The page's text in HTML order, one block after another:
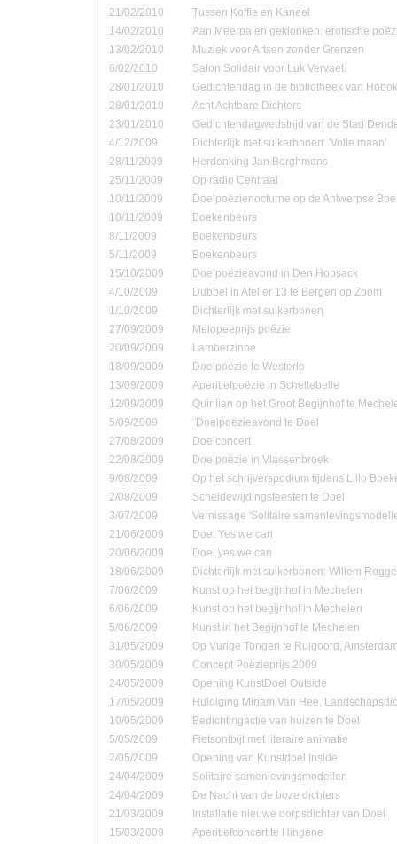
21/02/2010
Tussen Koffie en Kaneel
14/02/2010
Aan Meerpalen geklonken: erotische
13/02/2010
Muziek voor Artsen zonder Grenzen
6/02/2010
Salon Solidair voor Luk Vervaet.
28/01/2010
Gedichtendag in de bibliotheek van
28/01/2010
Acht Achtbare Dichters
23/01/2010
Gedichtendagwedstrijd van de Stad
4/12/2009
Dichterlijk met suikerbonen: 'Volle maan'
28/11/2009
Herdenking Jan Berghmans
25/11/2009
Op radio Centraal
10/11/2009
Doelpoëzienocturne op de Antwerpse
10/11/2009
Boekenbeurs
8/11/2009
Boekenbeurs
5/11/2009
Boekenbeurs
15/10/2009
Doelpoëzieavond in Den Hopsack
4/10/2009
Dubbel in Atelier 13 te Bergen op Zoom
1/10/2009
Dichterlijk met suikerbonen
27/09/2009
Melopeeprijs poëzie
20/09/2009
Lamberzinne
18/09/2009
Doelpoëzie te Westerlo
13/09/2009
Aperitiefpoëzie in Schellebelle
12/09/2009
Quirilian op het Groot Begijnhof te
5/09/2009
¨Doelpoëzieavond te Doel
27/08/2009
Doelconcert
22/08/2009
Doelpoëzie in Vlassenbroek
9/08/2009
Op het schrijverspodium tijdens Lillo
2/08/2009
Scheldewijdingsfeesten te Doel
3/07/2009
Vernissage 'Solitaire
21/06/2009
Doel Yes we can
20/06/2009
Doel yes we can
18/06/2009
Dichterlijk met suikerbonen: Willem
7/06/2009
Kunst op het begijnhof in Mechelen
6/06/2009
Kunst op het begijnhof in Mechelen
5/06/2009
Kunst in het Begijnhof te Mechelen
31/05/2009
Op Vurige Tongen te Ruigoord,
30/05/2009
Concept Poëzieprijs 2009
24/05/2009
Opening KunstDoel Outside
17/05/2009
Huldiging Miriam Van Hee,
10/05/2009
Bedichtingactie van huizen te Doel
5/05/2009
Fietsontbijt met literaire animatie
2/05/2009
Opening van Kunstdoel Inside
24/04/2009
Solitaire samenlevingsmodellen
24/04/2009
De Nacht van de boze dichters
21/03/2009
Installatie nieuwe dorpsdichter van Doel
15/03/2009
Aperitiefconcert te Hingene